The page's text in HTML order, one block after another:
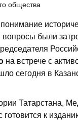
общества
вопросы были
на встрече с
сегодня в
Татарстана,
к